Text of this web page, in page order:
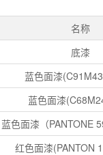
名称
底漆
蓝色面漆
蓝色面漆
蓝色面漆（PANTONE
红色面漆(PANTON